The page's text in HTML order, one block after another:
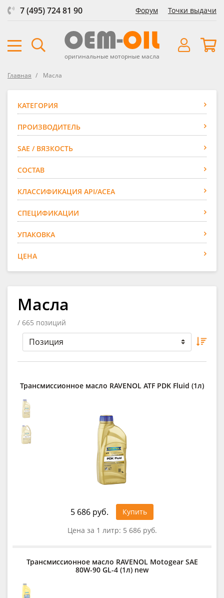
7 (495) 724 81 90 Форум Точки выдачи
оригинальные моторные масла
Главная Масла
КАТЕГОРИЯ
ПРОИЗВОДИТЕЛЬ
SAE / ВЯЗКОСТЬ
СОСТАВ
КЛАССИФИКАЦИЯ API/ACEA
СПЕЦИФИКАЦИИ
УПАКОВКА
ЦЕНА
Масла
/ 665 позиций
Трансмиссионное масло RAVENOL ATF PDK Fluid (1л)
5 686 руб.
Купить
Цена за 1 литр: 5 686 руб.
Трансмиссионное масло RAVENOL Motogear SAE
80W-90 GL-4 (1л) new